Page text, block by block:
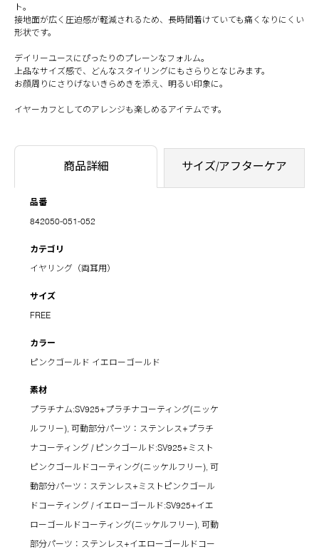
ト。
接地面が広く圧迫感が軽減されるため、長時間着けていても痛くなりにくい
形状です。
デイリーユースにぴったりのプレーンなフォルム。
上品なサイズ感で、どんなスタイリングにもさらりとなじみます。
お顔周りにさりげないきらめきを添え、明るい印象に。
イヤーカフとしてのアレンジも楽しめるアイテムです。
商品詳細 サイズ/アフターケア
品番
842050-051-052
カテゴリ
イヤリング（両耳用）
サイズ
FREE
カラー
ピンクゴールド イエローゴールド
素材
プラチナム:SV925+プラチナコーティング(ニッケ
ルフリー), 可動部分パーツ：ステンレス+プラチ
ナコーティング / ピンクゴールド:SV925+ミスト
ピンクゴールドコーティング(ニッケルフリー), 可
動部分パーツ：ステンレス+ミストピンクゴール
ドコーティング / イエローゴールド:SV925+イエ
ローゴールドコーティング(ニッケルフリー), 可動
部分パーツ：ステンレス+イエローゴールドコー